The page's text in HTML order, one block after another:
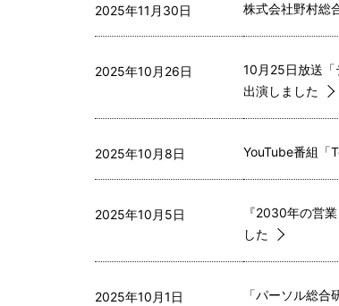
2025年11月30日 株式会社野村総
2025年10月26日
10月25日放送
出演しました
2025年10月8日 YouTube番組「
2025年10月5日
『2030年の営
した
2025年10月1日 「パーソル総